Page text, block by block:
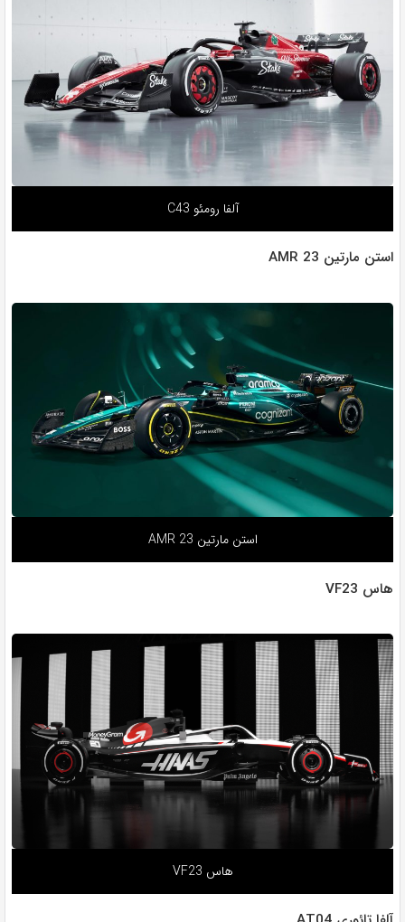
آلفا رومئو C43
استن مارتین AMR 23
استن مارتین AMR 23
هاس VF23
هاس VF23